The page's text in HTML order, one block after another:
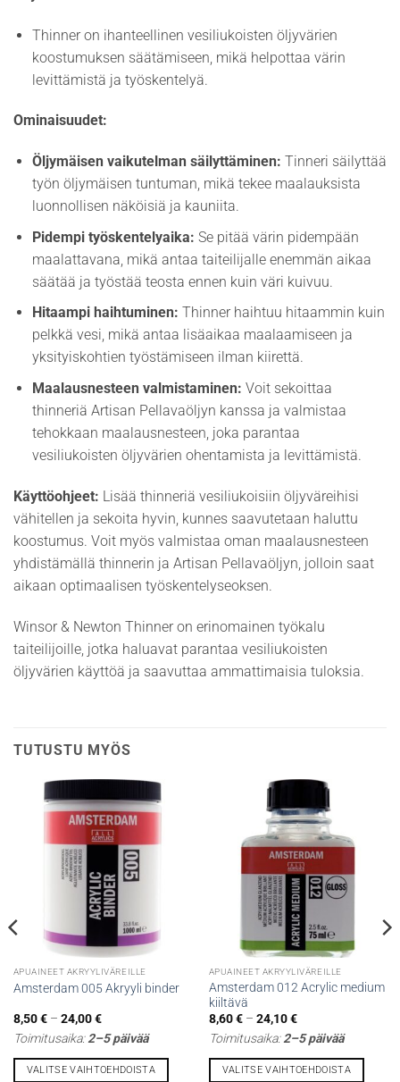
Thinner on ihanteellinen vesiliukoisten öljyvärien
koostumuksen säätämiseen, mikä helpottaa värin
levittämistä ja työskentelyä.
Ominaisuudet:
Öljymäisen vaikutelman säilyttäminen: Tinneri säilyttää
työn öljymäisen tuntuman, mikä tekee maalauksista
luonnollisen näköisiä ja kauniita.
Pidempi työskentelyaika: Se pitää värin pidempään
maalattavana, mikä antaa taiteilijalle enemmän aikaa
säätää ja työstää teosta ennen kuin väri kuivuu.
Hitaampi haihtuminen: Thinner haihtuu hitaammin kuin
pelkkä vesi, mikä antaa lisäaikaa maalaamiseen ja
yksityiskohtien työstämiseen ilman kiirettä.
Maalausnesteen valmistaminen: Voit sekoittaa
thinneriä Artisan Pellavaöljyn kanssa ja valmistaa
tehokkaan maalausnesteen, joka parantaa
vesiliukoisten öljyvärien ohentamista ja levittämistä.
Käyttöohjeet: Lisää thinneriä vesiliukoisiin öljyväreihisi
vähitellen ja sekoita hyvin, kunnes saavutetaan haluttu
koostumus. Voit myös valmistaa oman maalausnesteen
yhdistämällä thinnerin ja Artisan Pellavaöljyn, jolloin saat
aikaan optimaalisen työskentelyseoksen.
Winsor & Newton Thinner on erinomainen työkalu
taiteilijoille, jotka haluavat parantaa vesiliukoisten
öljyvärien käyttöä ja saavuttaa ammattimaisia tuloksia.
TUTUSTU MYÖS
APUAINEET AKRYYLIVÄREILLE
Amsterdam 005 Akryyli binder
8,50€ – 24,00€Hintaluokka:
8,50 €
-
Toimitusaika:2–5 päivää
VALITSE VAIHTOEHDOISTA
APUAINEET AKRYYLIVÄREILLE
Amsterdam 012 Acrylic medium
kiiltävä
8,60€ – 24,10€Hintaluokka:
8,60 €
-
Toimitusaika:2–5 päivää
VALITSE VAIHTOEHDOISTA